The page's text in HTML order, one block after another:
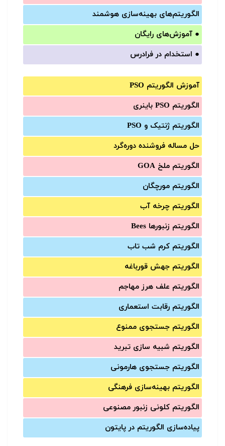
الگوریتم‌های بهینه‌سازی هوشمند
● آموزش‌های رایگان
● استخدام در فرادرس
آموزش الگوریتم PSO
الگوریتم PSO باینری
الگوریتم ژنتیک و PSO
حل مساله فروشنده دوره‌گرد
الگوریتم ملخ GOA
الگوریتم مورچگان
الگوریتم چرخه آب
الگوریتم زنبورها Bees
الگوریتم کرم شب تاب
الگوریتم جهش قورباغه
الگوریتم علف هرز مهاجم
الگوریتم رقابت استعماری
الگوریتم جستجوی ممنوع
الگوریتم شبیه سازی تبرید
الگوریتم جستجوی هارمونی
الگوریتم بهینه‌سازی فرهنگی
الگوریتم کلونی زنبور مصنوعی
پیاده‌سازی الگوریتم در پایتون